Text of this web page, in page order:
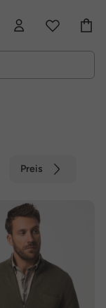
Preis